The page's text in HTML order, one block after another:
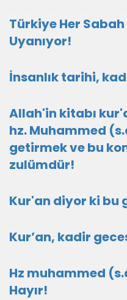
Türkiye Her
Uyanıyor!
İnsanlık tarihi,
Allah'in kitabı
hz. Muhammed
getirmek ve bu
zulümdür!
Kur'an diyor ki bu
Kur’an, kadir
Hz muhammed
Hayır!